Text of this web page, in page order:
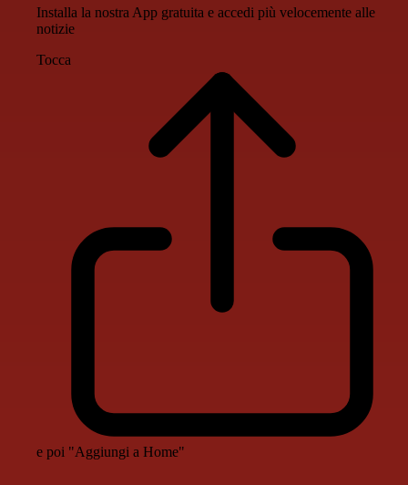
Installa la nostra App gratuita e accedi più velocemente alle
notizie
Tocca
e poi "Aggiungi a Home"